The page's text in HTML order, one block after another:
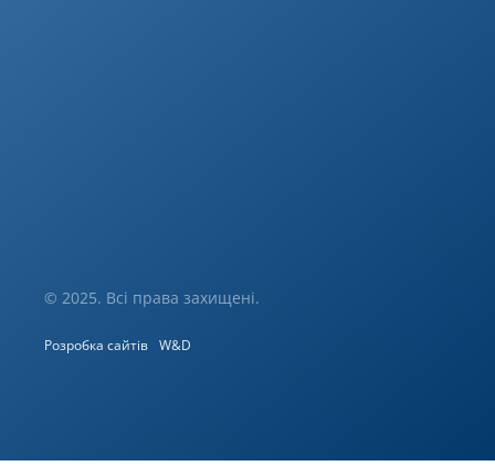
© 2025. Всі права захищені.
Розробка сайтів W&D